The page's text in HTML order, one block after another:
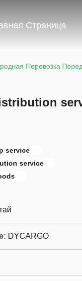
Страница
Перевозка
service
service
DYCARGO